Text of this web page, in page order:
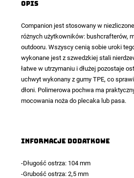
Opis
Companion jest stosowany w
różnych użytkowników: bushcrafterów,
outdooru. Wszyscy cenią sobie uroki
wykonane jest z szwedzkiej stali
łatwe w utrzymaniu i dłużej pozostaje
uchwyt wykonany z gumy TPE, co
dłoni. Polimerowa pochwa ma
mocowania noża do plecaka lub pasa.
Informacje dodatkowe
-Długość ostrza: 104 mm
-Grubość ostrza: 2,5 mm